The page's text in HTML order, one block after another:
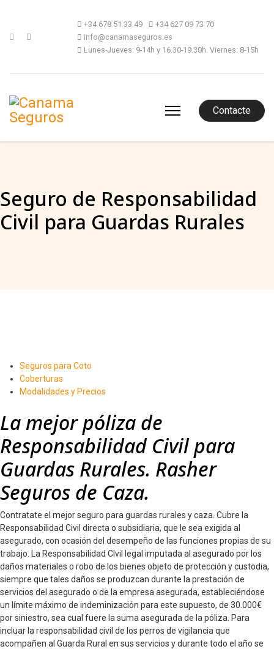
+34 678 51 33 49
+34 627 09 73 70
info@canamaseguros.es
Lunes-Jueves: 9-14h y 16.30-19.30h. Viernes: 8-15h
Contacte
Seguro de Responsabilidad
Civil para Guardas Rurales
Seguros para Coto
Coberturas
Modalidades y Precios
La mejor póliza de
Responsabilidad Civil para
Guardas Rurales. Rasher
Seguros de Caza.
Contratate el mejor seguro para guardas rurales y caza. Cubre la
Responsabilidad Civil directa o subsidiaria, que le sea exigida al
asegurado, con ocasión del desempeño de las funciones propias de su
trabajo. La Responsabilidad CIvil legal imputada al asegurado por los
daños materiales o robo de los bienes objeto de protección y custodia,
siempre que tales daños se produzcan durante la prestación de
servicios del asegurado o de la empresa asegurada, estableciéndose
un límite máximo de indeminización para este supuesto, de 30.000€
por siniestro, sea cual fuere la suma asegurada de la póliza. Para
incluar la responsabilidad civil de los perros de vigilancia que
acompañen al Guarda Rural en sus servicios y durante todo el año se